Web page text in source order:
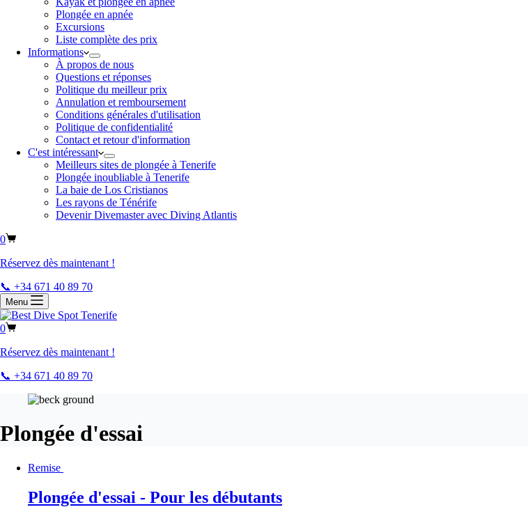
Plongée en apnée
Excursions
Liste complète des prix
Informations
À propos de nous
Questions et réponses
Politique du meilleur prix
Annulation et remboursement
Conditions générales d'utilisation
Politique de confidentialité
Contact et retour d'information
C'est intéressant
Meilleurs sites de plongée à Tenerife
Plongée inoubliable à Tenerife
La baie de Los Cristianos
Les rayons de Ténérife
Devenir Divemaster avec Diving Atlantis
0
Réservez dès maintenant !
📞 +34 671 40 89 70
Menu
0
Réservez dès maintenant !
📞 +34 671 40 89 70
Plongée d'essai
Remise
Plongée d'essai - Pour les débutants